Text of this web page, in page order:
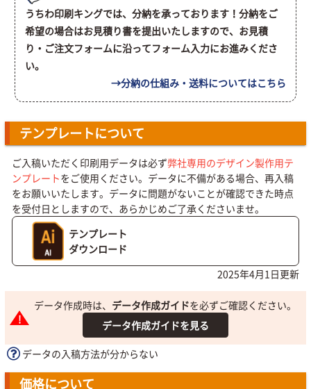
うちわ印刷キングでは、分納を承っております！分納をご
希望の場合はお見積り書を提出いたしますので、お見積
り・ご注文フォームに沿ってフォーム入力にお進みくださ
い。
→分納の仕組み・送料についてはこちら
テンプレートについて
ご入稿いただく印刷用データは必ず弊社専用のデザイン製作用テ
ンプレートをご使用ください。データに不備がある場合、再入稿
をお願いいたします。データに問題がないことが確認できた時点
を受付日としますので、あらかじめご了承くださいませ。
テンプレート
ダウンロード
2025年4月1日更新
データ作成時は、 データ作成ガイドを必ずご確認ください。
データ作成ガイドを見る
データの入稿方法が分からない
価格について